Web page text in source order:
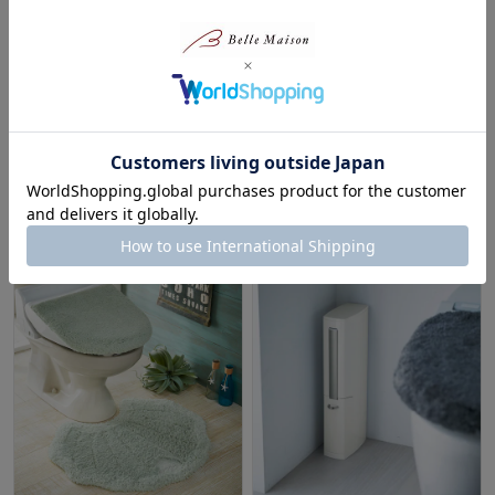
ラインストーンと刺繍のエレガ
ダーカバー・スリッパ（単品）
¥3,300～¥3,850（税込）
(15)
まとめ買い
キャスター付きスリムトイレラ
タワー/tower
¥12,650
(24)